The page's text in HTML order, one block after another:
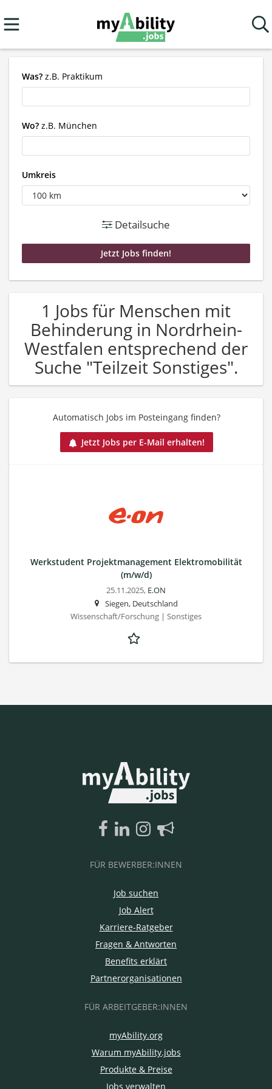
Was? z.B. Praktikum
Wo? z.B. München
Umkreis
Detailsuche
1 Jobs für Menschen mit
Behinderung in Nordrhein-
Westfalen entsprechend der
Suche "Teilzeit Sonstiges".
Automatisch Jobs im Posteingang finden?
Jetzt Jobs per E-Mail erhalten!
Werkstudent Projektmanagement Elektromobilität
(m/w/d)
25.11.2025, E.ON
Siegen, Deutschland
Wissenschaft/Forschung | Sonstiges
FÜR BEWERBER:INNEN
Job suchen
Job Alert
Karriere-Ratgeber
Fragen & Antworten
Benefits erklärt
Partnerorganisationen
FÜR ARBEITGEBER:INNEN
myAbility.org
Warum myAbility.jobs
Produkte & Preise
Jobs verwalten